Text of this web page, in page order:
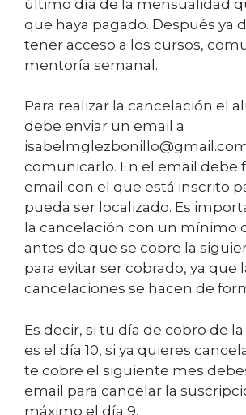
último día de la mensualidad
que haya pagado. Después ya
tener acceso a los cursos,
mentoría semanal.
Para realizar la cancelación el
debe enviar un email a
comunicarlo. En el email debe
email con el que está inscrito
pueda ser localizado. Es
la cancelación con un mínimo
antes de que se cobre la
para evitar ser cobrado, ya que
cancelaciones se hacen de
Es decir, si tu día de cobro de
es el día 10, si ya quieres
te cobre el siguiente mes
email para cancelar la
máximo el día 9.